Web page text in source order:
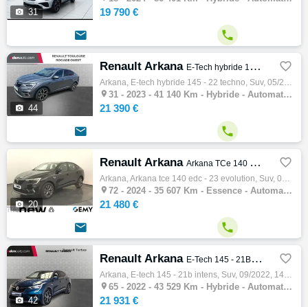
 31 19 790 €
 
 44
Renault Arkana E-Tech hybride 145 - 22 Techno 
Arkana, E-tech hybride 145 - 22 techno, Suv, 05/2023, 145ch, 5cv, 41140 km, 5 portes, 5 places, Clim. auto, Hybride, Boite de vitesse autom…
 31 - 2023 - 41 140 Km - Hybride - Automatique - SUV
21 390 €
 
 20
Renault Arkana Arkana TCe 140 EDC - 23 Evolution 
Arkana, Arkana tce 140 edc - 23 evolution, Suv, 06/2024, 140ch, 7cv, 35607 km, 5 portes, 5 places, Clim. auto, Essence, Boite de vitesse au…
 72 - 2024 - 35 607 Km - Essence - Automatique - SUV
21 480 €
 
 42
Renault Arkana E-Tech 145 - 21B Intens 
Arkana, E-tech 145 - 21b intens, Suv, 09/2022, 145ch, 5cv, 43529 km, 5 portes, 5 places, Clim. auto, Hybride, Boite de vitesse automatique,…
 65 - 2022 - 43 529 Km - Hybride - Automatique - SUV
21 931 €